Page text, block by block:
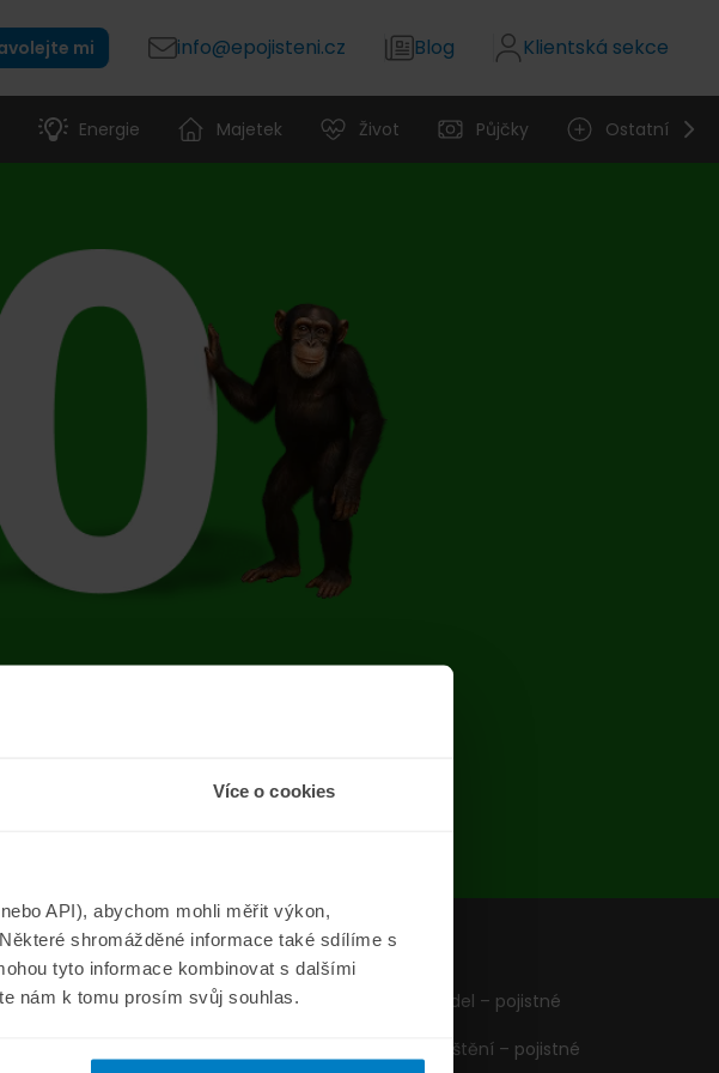
Více o cookies
API), abychom mohli měřit výkon,
shromážděné informace také sdílíme s
tyto informace kombinovat s dalšími
nám k tomu prosím svůj souhlas.
mi info@epojisteni.cz Blog Klientská sekce
Energie Majetek Život Půjčky Ostatní
chyba
ePojisteni.cz
O nás
Formuláře
Pojištění vozidel – pojistné
Cestovní pojištění – pojistné